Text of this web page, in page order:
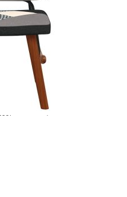
5 до 9 дни
при плащане по банков път
полиестер), масивно